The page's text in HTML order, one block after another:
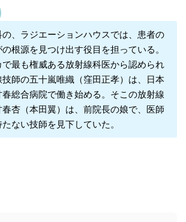
の、ラジエーションハウスでは、患者の
根源を見つけ出す役目を担っている。
で最も権威ある放射線科医から認められ
技師の五十嵐唯織（窪田正孝）は、日本
春総合病院で働き始める。そこの放射線
杏（本田翼）は、前院長の娘で、医師
ない技師を見下していた。